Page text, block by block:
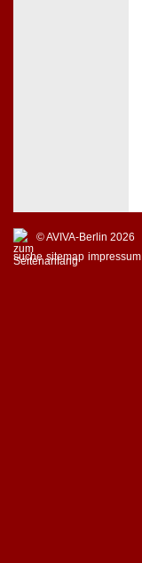
© AVIVA-Berlin 2026
suche sitemap impressum